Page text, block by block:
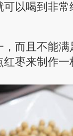
以喝到非
而且不能
枣来制作